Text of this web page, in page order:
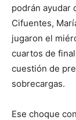
podrán ayudar
Cifuentes,
jugaron el
cuartos de
cuestión de
sobrecargas.
Ese choque